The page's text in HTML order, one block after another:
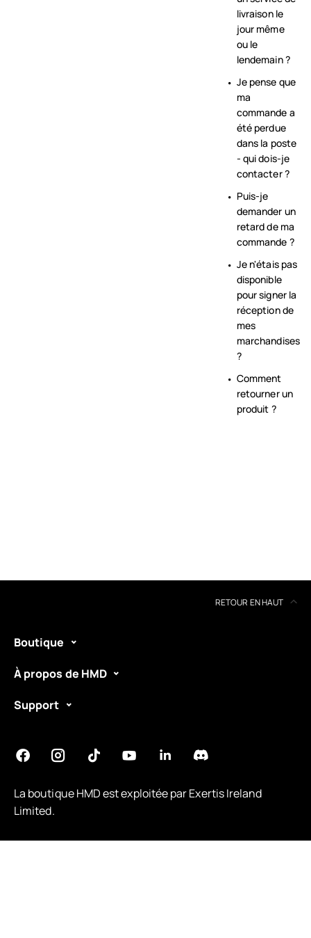
livraison le
jour même
ou le
lendemain ?
Je pense que
ma
commande a
été perdue
dans la poste
- qui dois-je
contacter ?
Puis-je
demander un
retard de ma
commande ?
Je n'étais pas
disponible
pour signer la
réception de
mes
marchandises
?
Comment
retourner un
produit ?
RETOUR EN HAUT
Boutique
À propos de HMD
Support
La boutique HMD est exploitée parExertis Ireland
Limited.